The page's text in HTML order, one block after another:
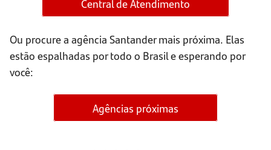
Ou procure a agência Santander mais próxima. Elas
estão espalhadas por todo o Brasil e esperando por
você:
Agências próximas